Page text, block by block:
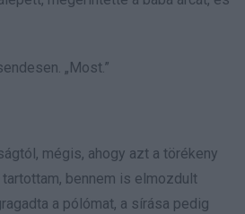
„Most.”
mégis, ahogy azt a törékeny
bennem is elmozdult
a pólómat, a sírása pedig